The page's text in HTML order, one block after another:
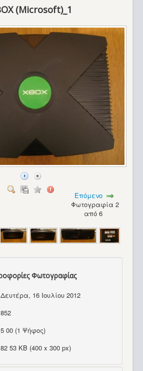
(Microsoft)_1
Επόμενο
Φωτογραφία 2
από 6
Φωτογραφίας
Δευτέρα, 16 Ιουλίου 2012
852
5 00 (1 Ψήφος)
82 53 KB (400 x 300 px)